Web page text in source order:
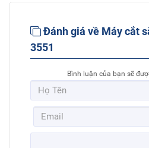
Đánh giá về Máy cắt
3551
Bình luận của bạn sẽ